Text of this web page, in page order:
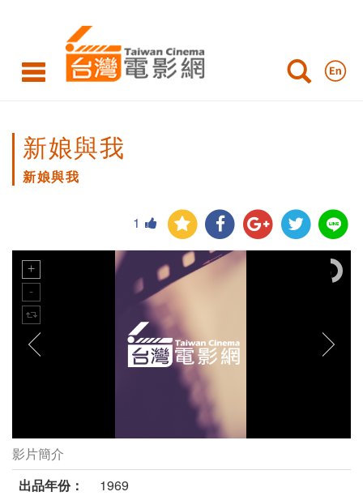
新娘與我
新娘與我
1
新娘與我劇照
影片簡介
出品年份：
1969